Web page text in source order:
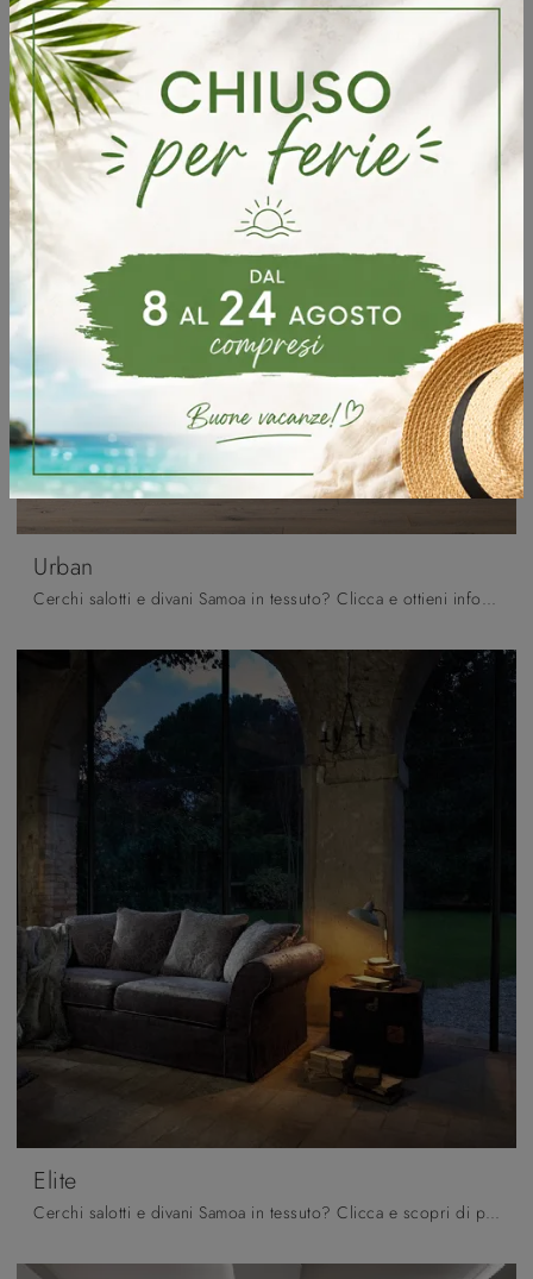
Urban
Cerchi salotti e divani Samoa in tessuto? Clicca e ottieni informazioni sul modello Urban per spazi moderni.
Elite
Cerchi salotti e divani Samoa in tessuto? Clicca e scopri di più sul modello Elite per spazi classici.